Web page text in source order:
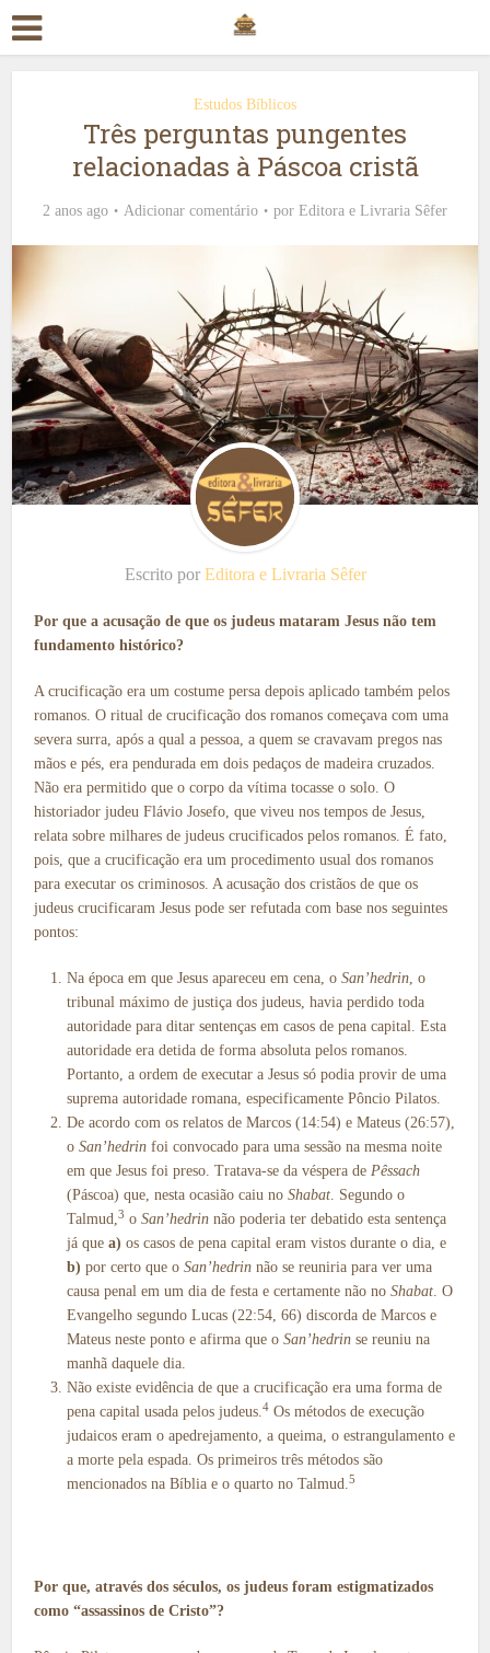
Estudos Bíblicos
Três perguntas pungentes
relacionadas à Páscoa cristã
2 anos ago Adicionar comentário por Editora e Livraria Sêfer
Escrito por Editora e Livraria Sêfer
Por que a acusação de que os judeus mataram Jesus não tem
fundamento histórico?
A crucificação era um costume persa depois aplicado também pelos
romanos. O ritual de crucificação dos romanos começava com uma
severa surra, após a qual a pessoa, a quem se cravavam pregos nas
mãos e pés, era pendurada em dois pedaços de madeira cruzados.
Não era permitido que o corpo da vítima tocasse o solo. O
historiador judeu Flávio Josefo, que viveu nos tempos de Jesus,
relata sobre milhares de judeus crucificados pelos romanos. É fato,
pois, que a crucificação era um procedimento usual dos romanos
para executar os criminosos. A acusação dos cristãos de que os
judeus crucificaram Jesus pode ser refutada com base nos seguintes
pontos:
Na época em que Jesus apareceu em cena, oSan’hedrin, o
tribunal máximo de justiça dos judeus, havia perdido toda
autoridade para ditar sentenças em casos de pena capital. Esta
autoridade era detida de forma absoluta pelos romanos.
Portanto, a ordem de executar a Jesus só podia provir de uma
suprema autoridade romana, especificamente Pôncio Pilatos.
De acordo com os relatos de Marcos (14:54) e Mateus (26:57),
oSan’hedrin foi convocado para uma sessão na mesma noite
em que Jesus foi preso. Tratava-se da véspera dePêssach
(Páscoa) que, nesta ocasião caiu noShabat. Segundo o
Talmud,3 oSan’hedrin não poderia ter debatido esta sentença
já quea) os casos de pena capital eram vistos durante o dia, e
b) por certo que oSan’hedrin não se reuniria para ver uma
causa penal em um dia de festa e certamente não noShabat. O
Evangelho segundo Lucas (22:54, 66) discorda de Marcos e
Mateus neste ponto e afirma que oSan’hedrin se reuniu na
manhã daquele dia.
Não existe evidência de que a crucificação era uma forma de
pena capital usada pelos judeus.4 Os métodos de execução
judaicos eram o apedrejamento, a queima, o estrangulamento e
a morte pela espada. Os primeiros três métodos são
mencionados na Bíblia e o quarto no Talmud.5
Por que, através dos séculos, os judeus foram estigmatizados
como “assassinos de Cristo”?